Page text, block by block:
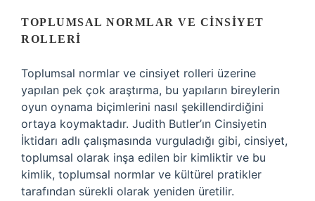
TOPLUMSAL NORMLAR VE CINSIYET
ROLLERI
Toplumsal normlar ve cinsiyet rolleri üzerine
yapılan pek çok araştırma, bu yapıların bireylerin
oyun oynama biçimlerini nasıl şekillendirdiğini
ortaya koymaktadır. Judith Butler’ın Cinsiyetin
İktidarı adlı çalışmasında vurguladığı gibi, cinsiyet,
toplumsal olarak inşa edilen bir kimliktir ve bu
kimlik, toplumsal normlar ve kültürel pratikler
tarafından sürekli olarak yeniden üretilir.